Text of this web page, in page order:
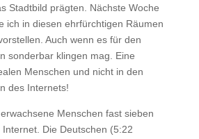
Stadtbild prägten. Nächste Woche
ich in diesen ehrfürchtigen Räumen
Auch wenn es für den
sonderbar klingen mag. Eine
Menschen und nicht in den
des Internets!
Menschen fast sieben
Die Deutschen (5:22